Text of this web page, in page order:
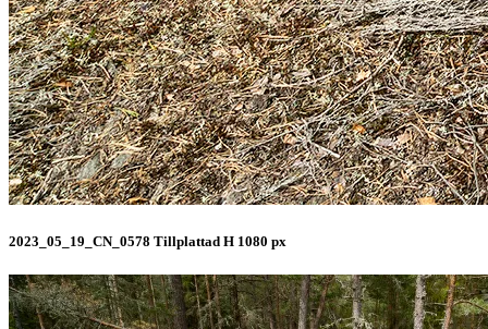
2023_05_19_CN_0578 Tillplattad H 1080 px